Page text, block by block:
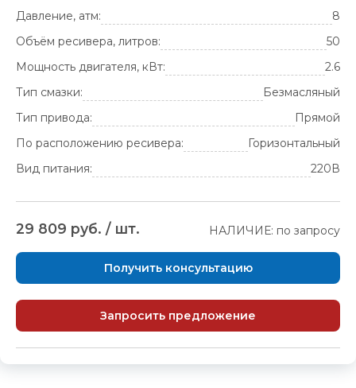
Давление, атм:
8
Объём ресивера, литров:
50
Мощность двигателя, кВт:
2.6
Тип смазки:
Безмасляный
Тип привода:
Прямой
По расположению ресивера:
Горизонтальный
Вид питания:
220В
29 809 руб. / шт. НАЛИЧИЕ: по запросу
Получить консультацию
Запросить предложение